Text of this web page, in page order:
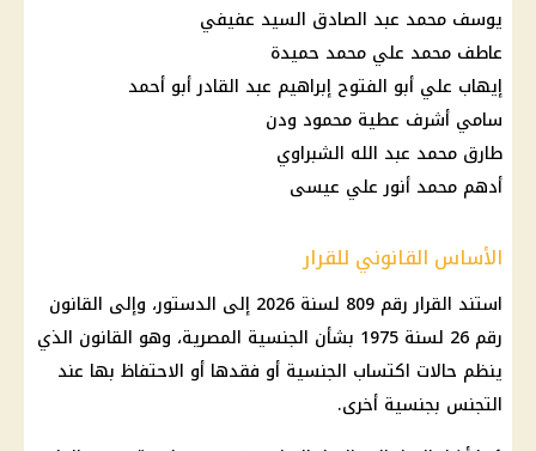
يوسف محمد عبد الصادق السيد عفيفي
عاطف محمد علي محمد حميدة
إيهاب علي أبو الفتوح إبراهيم عبد القادر أبو أحمد
سامي أشرف عطية محمود ودن
طارق محمد عبد الله الشبراوي
أدهم محمد أنور علي عيسى
الأساس القانوني للقرار
استند القرار رقم 809 لسنة 2026 إلى الدستور، وإلى القانون
رقم 26 لسنة 1975 بشأن الجنسية المصرية، وهو القانون الذي
ينظم حالات اكتساب الجنسية أو فقدها أو الاحتفاظ بها عند
التجنس بجنسية أخرى.